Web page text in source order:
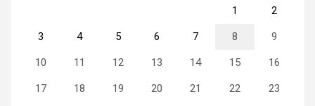
1 2
3 4 5 6 7 8 9
10 11 12 13 14 15 16
17 18 19 20 21 22 23